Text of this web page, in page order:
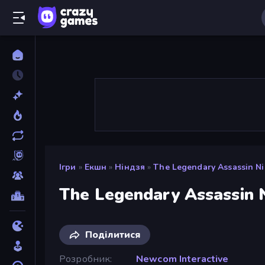
Ігри » Екшн » Ніндзя » The Legendary Assassin
The Legendary Assassin
Поділитися
Розробник
Newcom Interactive